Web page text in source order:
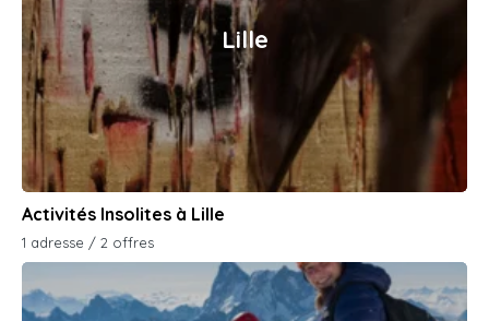
Lille
Activités Insolites à Lille
1 adresse / 2 offres